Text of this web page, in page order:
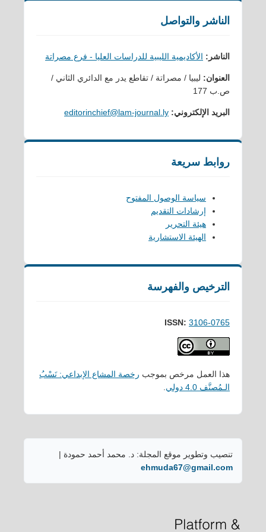
الناشر والتواصل
الناشر: الأكاديمية الليبية للدراسات العليا - فرع مصراتة
العنوان: ليبيا / مصراتة / تقاطع يدر مع الدائري الثاني /
ص.ب 177
البريد الإلكتروني: editorinchief@lam-journal.ly
روابط سريعة
سياسة الوصول المفتوح
إرشادات التقديم
هيئة التحرير
الهيئة الاستشارية
الترخيص والفهرسة
ISSN: 3106-0765
هذا العمل مرخص بموجب رخصة المشاع الإبداعي: نَسْبُ
الـمُصنَّف 4.0 دولي
تنصيب وتطوير موقع المجلة: د. محمد أحمد حمودة |
ehmuda67@gmail.com